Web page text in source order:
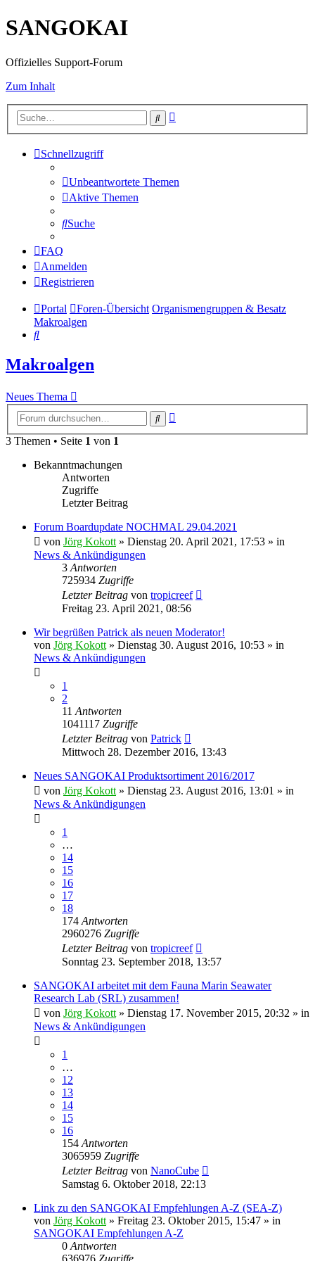
SANGOKAI
Offizielles Support-Forum
Zum Inhalt
Suche
Schnellzugriff
Unbeantwortete Themen
Aktive Themen
Suche
FAQ
Anmelden
Registrieren
Portal Foren-Übersicht Organismengruppen & Besatz
Makroalgen
Suche
Makroalgen
Neues Thema
Suche
3 Themen • Seite 1 von 1
Bekanntmachungen
Antworten
Zugriffe
Letzter Beitrag
Forum Boardupdate NOCHMAL 29.04.2021
von Jörg Kokott » Dienstag 20. April 2021, 17:53 » in
News & Ankündigungen
3 Antworten
725934 Zugriffe
Letzter Beitrag von tropicreef
Freitag 23. April 2021, 08:56
Wir begrüßen Patrick als neuen Moderator!
von Jörg Kokott » Dienstag 30. August 2016, 10:53 » in
News & Ankündigungen
1
2
11 Antworten
1041117 Zugriffe
Letzter Beitrag von Patrick
Mittwoch 28. Dezember 2016, 13:43
Neues SANGOKAI Produktsortiment 2016/2017
von Jörg Kokott » Dienstag 23. August 2016, 13:01 » in
News & Ankündigungen
1
…
14
15
16
17
18
174 Antworten
2960276 Zugriffe
Letzter Beitrag von tropicreef
Sonntag 23. September 2018, 13:57
SANGOKAI arbeitet mit dem Fauna Marin Seawater
Research Lab (SRL) zusammen!
von Jörg Kokott » Dienstag 17. November 2015, 20:32 » in
News & Ankündigungen
1
…
12
13
14
15
16
154 Antworten
3065959 Zugriffe
Letzter Beitrag von NanoCube
Samstag 6. Oktober 2018, 22:13
Link zu den SANGOKAI Empfehlungen A-Z (SEA-Z)
von Jörg Kokott » Freitag 23. Oktober 2015, 15:47 » in
SANGOKAI Empfehlungen A-Z
0 Antworten
636976 Zugriffe